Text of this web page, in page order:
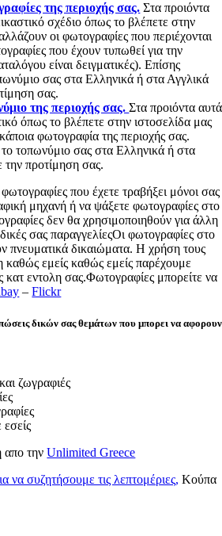
της περιοχής σας. Στα προιόντα
σχέδιο όπως το βλέπετε στην
οι φωτογραφίες που περιέχονται
που έχουν τυπωθεί για την
είναι δειγματικές). Επίσης
σας στα Ελληνικά ή στα Αγγλικά
σας.
της περιοχής σας.Στα προιόντα αυτά
όπως το βλέπετε στην ιστοσελίδα μας
φωτογραφία της περιοχής σας.
τοπωνύμιο σας στα Ελληνικά ή στα
προτίμηση σας.
που έχετε τραβήξει μόνοι σας
μηχανή ή να ψάξετε φωτογραφίες στο
δεν θα χρησιμοποιηθούν για άλλη
σας παραγγελίεςΟι φωτογραφίες στο
πνευματικά δικαιώματα. Η χρήση τους
καθώς εμείς καθώς εμείς παρέχουμε
κατ εντολη σας.Φωτογραφίες μπορείτε να
–Flickr
δικών σας θεμάτων που μπορει να αφορουν
ζωγραφιές
απο τηνUnlimited Greece
να συζητήσουμε τις λεπτομέριες, Κούπα